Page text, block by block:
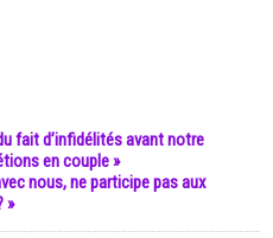
fait d’infidélités avant notre
en couple »
nous, ne participe pas aux
»